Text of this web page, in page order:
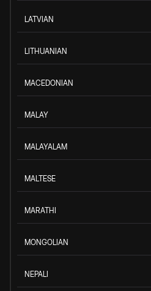
LATVIAN
LITHUANIAN
MACEDONIAN
MALAY
MALAYALAM
MALTESE
MARATHI
MONGOLIAN
NEPALI